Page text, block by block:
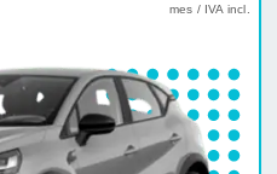
mes / IVA incl.